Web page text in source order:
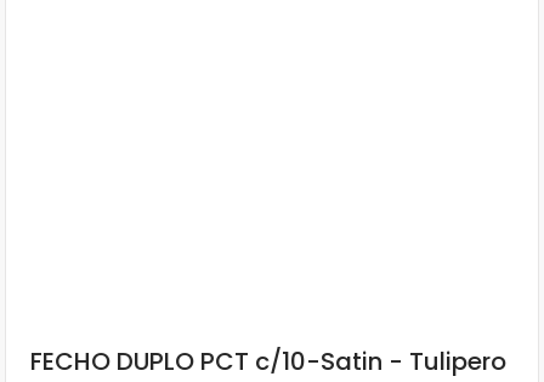
Saltar
para
FECHO DUPLO PCT c/10-Satin - Tulipero